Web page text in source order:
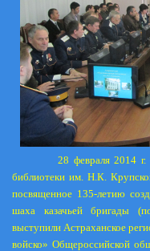
28 февраля2014 г.
библиотеки им. Н.К.
посвященное 135-летию
шаха казачьей бригады
выступили Астраханское
войско» Общероссийской